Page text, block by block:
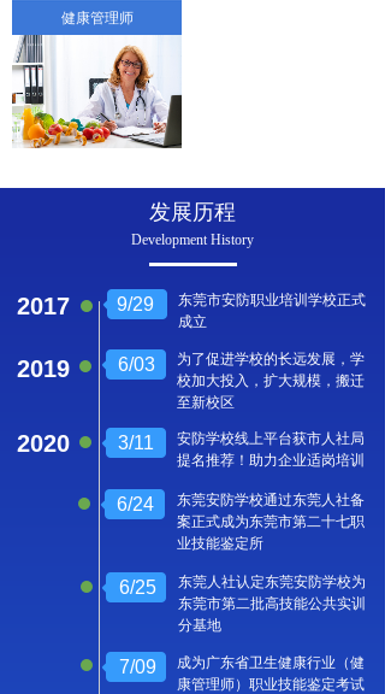
健康管理师
发展历程
Development History
2020
2017
6/03
成为广东省卫生健康行业（健
康管理师）职业技能鉴定考试
7/09
东莞人社认定东莞安防学校为
东莞市第二批高技能公共实训
分基地
6/25
6/24
东莞安防学校通过东莞人社备
案正式成为东莞市第二十七职
业技能鉴定所
安防学校线上平台获市人社局
提名推荐！助力企业适岗培训
3/11
2019
9/29
东莞市安防职业培训学校正式
成立
为了促进学校的长远发展，学
校加大投入，扩大规模，搬迁
至新校区